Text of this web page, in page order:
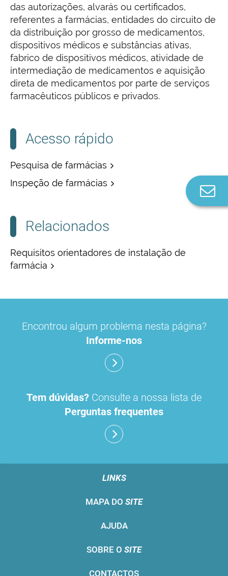
das autorizações, alvarás ou certificados,
referentes a farmácias, entidades do circuito de
da distribuição por grosso de medicamentos,
dispositivos médicos e substâncias ativas,
fabrico de dispositivos médicos, atividade de
intermediação de medicamentos e aquisição
direta de medicamentos por parte de serviços
farmacêuticos públicos e privados.
Acesso rápido
Pesquisa de farmácias
Inspeção de farmácias
Relacionados
Requisitos orientadores de instalação de
farmácia
Encontrou algum problema nesta página?
Informe-nos
Tem dúvidas? Consulte a nossa lista de
Perguntas frequentes
LINKS
MAPA DO SITE
AJUDA
SOBRE O SITE
CONTACTOS